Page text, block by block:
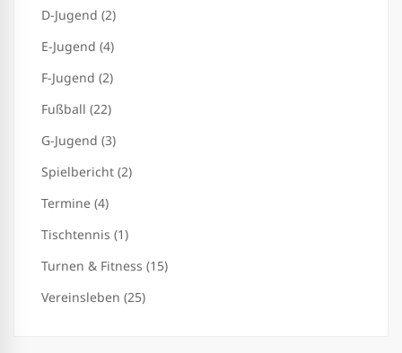
D-Jugend (2)
E-Jugend (4)
F-Jugend (2)
Fußball (22)
G-Jugend (3)
Spielbericht (2)
Termine (4)
Tischtennis (1)
Turnen & Fitness (15)
Vereinsleben (25)